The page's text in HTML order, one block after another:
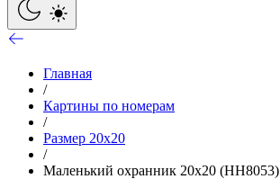
Главная
/
Картины по номерам
/
Размер 20x20
/
Маленький охранник 20х20 (HH8053)